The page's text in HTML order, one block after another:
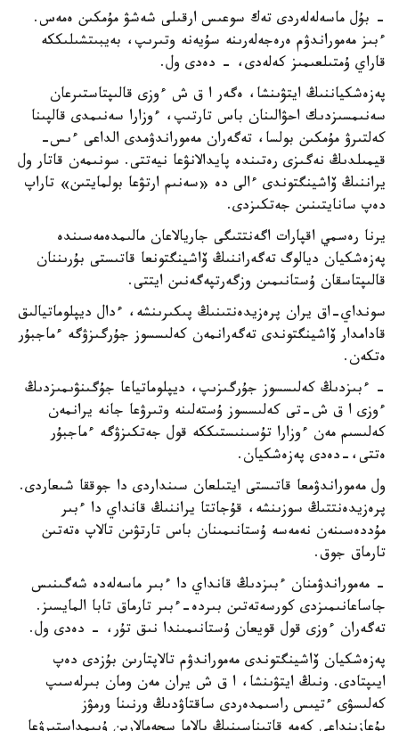
- بۇل ماسەلەلەردى تەك سوعىس ارقىلى شەشۋ مۇمكىن ەمەس.
ءبىز مەموراندۋم ەرەجەلەرىنە سۇيەنە وتىرىپ، بەيبىتشىلىككە
قاراي ۇمتىلعىمىز كەلەدى، - دەدى ول.
پەزەشكياننىڭ ايتۋىنشا، ەگەر ا ق ش ءوزى قالىپتاستىرعان
سەنىمسىزدىك احۋالىنان باس تارتىپ، ءوزارا سەنىمدى قالپىنا
كەلتىرۋ مۇمكىن بولسا، تەگەران مەموراندۋمدى الداعى ءىس-
قيمىلدىڭ نەگىزى رەتىندە پايدالانۋعا نيەتتى. سونىمەن قاتار ول
يراننىڭ ۆاشينگتوندى ءالى دە «سەنىم ارتۋعا بولمايتىن» تاراپ
دەپ سانايتىنىن جەتكىزدى.
يرنا رەسمي اقپارات اگەنتتىگى جاريالاعان مالىمدەمەسىندە
پەزەشكيان ديالوگ تەگەراننىڭ ۆاشينگتونعا قاتىستى بۇرىننان
قالىپتاسقان ۇستانىمىن وزگەرتپەگەنىن ايتتى.
سونداي-اق يران پرەزيدەنتىنىڭ پىكىرىنشە، ءدال ديپلوماتيالىق
قادامدار ۆاشينگتوندى تەگەرانمەن كەلىسسوز جۇرگىزۋگە ءماجبۇر
ەتكەن.
- ءبىزدىڭ كەلىسسوز جۇرگىزىپ، ديپلوماتياعا جۇگىنۋىمىزدىڭ
ءوزى ا ق ش-تى كەلىسسوز ۇستەلىنە وتىرۋعا جانە يرانمەن
كەلىسىم مەن ءوزارا تۇسىنىستىككە قول جەتكىزۋگە ءماجبۇر
ەتتى،-دەدى پەزەشكيان.
ول مەموراندۋمعا قاتىستى ايتىلعان سىنداردى دا جوققا شىعاردى.
پرەزيدەنتتىڭ سوزىنشە، قۇجاتتا يراننىڭ قانداي دا ءبىر
مۇددەسىنەن نەمەسە ۇستانىمىنان باس تارتۋىن تالاپ ەتەتىن
تارماق جوق.
- مەموراندۋمنان ءبىزدىڭ قانداي دا ءبىر ماسەلەدە شەگىنىس
جاساعانىمىزدى كورسەتەتىن بىردە-ءبىر تارماق تابا المايسىز.
تەگەران ءوزى قول قويعان ۇستانىمىندا نىق تۇر، - دەدى ول.
پەزەشكيان ۆاشينگتوندى مەموراندۋم تالاپتارىن بۇزدى دەپ
ايىپتادى. ونىڭ ايتۋىنشا، ا ق ش يران مەن ومان بىرلەسىپ
كەلىسۋى ءتيىس راسىمدەردى ساقتاۋدىڭ ورنىنا ورمۋز